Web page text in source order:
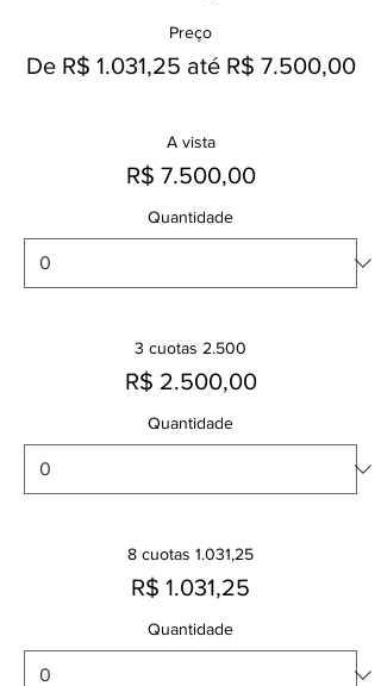
Preço
De R$ 1.031,25 até R$ 7.500,00
A vista
R$ 7.500,00
Quantidade
3 cuotas 2.500
R$ 2.500,00
Quantidade
8 cuotas 1.031,25
R$ 1.031,25
Quantidade